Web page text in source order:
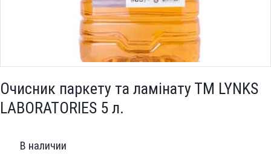
Очисник паркету та ламінату ТМ LYNKS
LABORATORIES 5 л.
В наличии